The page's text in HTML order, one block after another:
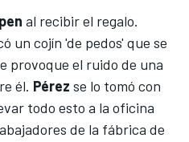
al recibir el regalo.
un cojín 'de pedos' que se
provoque el ruido de una
él. Pérez se lo tomó con
todo esto a la oficina
de la fábrica de